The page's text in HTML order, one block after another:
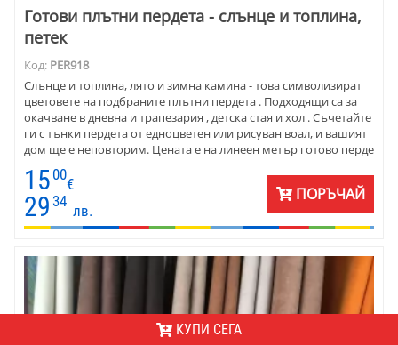
Готови плътни пердета - слънце и топлина,
петек
Код: PER918
Слънце и топлина, лято и зимна камина - това символизират
цветовете на подбраните плътни пердета . Подходящи са за
окачване в дневна и трапезария , детска стая и хол . Съчетайте
ги с тънки пердета от едноцветен или рисуван воал, и вашият
дом ще е неповторим. Цената е на линеен метър готово перде
с универсален перделик. Височината е до 280 см, а ширината
по ваш избор. Матови са. Тип петек. Много са подходящи за
окачване в хотел или къща за гости. Пердетата осигурява
много добро затъмнение в помещението през деня.
15 00
€
29 34
лв.
ПОРЪЧАЙ
КУПИ СЕГА